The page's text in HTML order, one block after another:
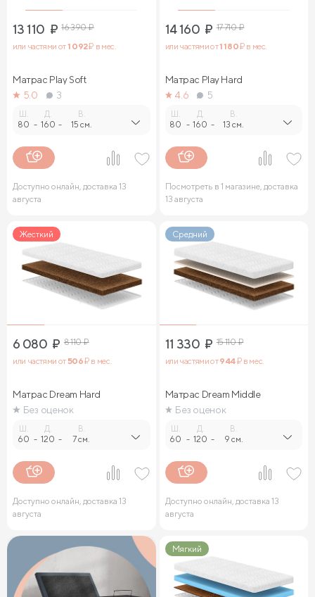
13 110 ₽ 16 390₽
или частями от1 092₽ в мес.
Матрас Play Soft
5.0
3
80 -
Д.
160 -
В.
15 см.
Доступно онлайн, доставка 13
августа
14 160 ₽ 17 710₽
или частями от1 180₽ в мес.
Матрас Play Hard
4.6
5
80 -
Д.
160 -
В.
13 см.
Посмотреть в 1 магазине, доставка
13 августа
Жесткий
6 080 ₽ 8 110₽
или частями от506₽ в мес.
Матрас Dream Hard
Без оценок
60 -
Д.
120 -
В.
7 см.
Доступно онлайн, доставка 13
августа
Средний
11 330 ₽ 15 110₽
или частями от944₽ в мес.
Матрас Dream Middle
Без оценок
60 -
Д.
120 -
В.
9 см.
Доступно онлайн, доставка 13
августа
Мягкий